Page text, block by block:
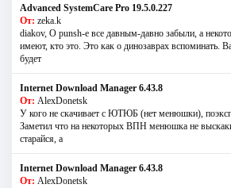
Advanced SystemCare Pro 19.5.0.227
От: zeka.k
diakov, О punsh-е все давным-давно забыли, а
имеют, кто это. Это как о динозаврах вспоминать.
будет
Internet Download Manager 6.43.8
От: AlexDonetsk
У кого не скачивает с ЮТЮБ (нет менюшки),
Заметил что на некоторых ВПН менюшка не
старайся, а
Internet Download Manager 6.43.8
От: AlexDonetsk